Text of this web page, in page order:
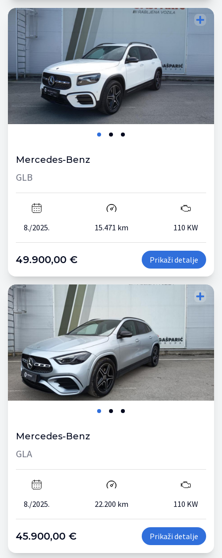
Mercedes-Benz
GLB
8./2025. 15.471 km 110 KW
49.900,00 € Prikaži detalje
Mercedes-Benz
GLA
8./2025. 22.200 km 110 KW
45.900,00 € Prikaži detalje